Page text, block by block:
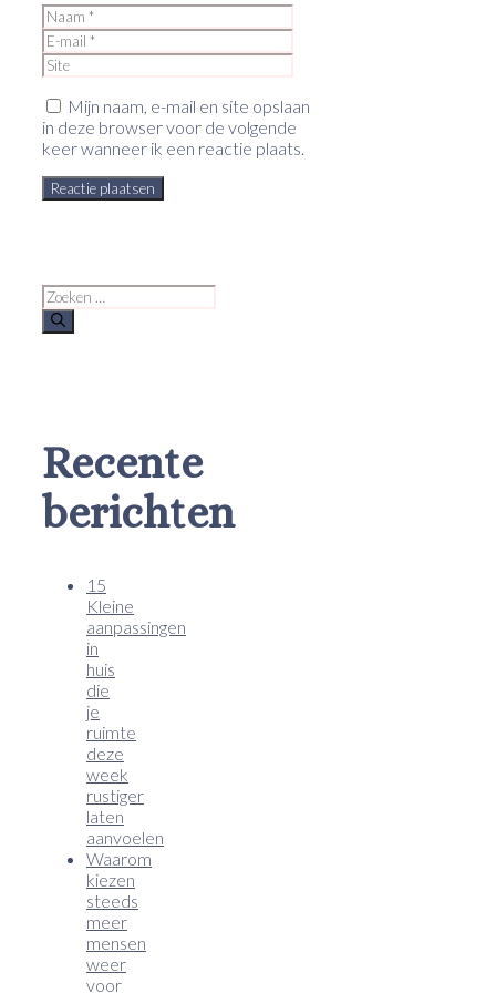
Naam
mail
Mijn naam, e-mail en site opslaan
in deze browser voor de volgende
keer wanneer ik een reactie plaats.
Zoek
naar:
Recente
berichten
15
Kleine
aanpassingen
in
huis
die
je
ruimte
deze
week
rustiger
laten
aanvoelen
Waarom
kiezen
steeds
meer
mensen
weer
voor